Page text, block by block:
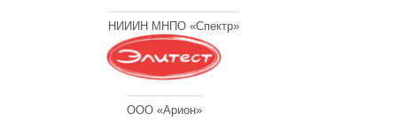
НИИИН МНПО «Спектр»
ООО «Арион»